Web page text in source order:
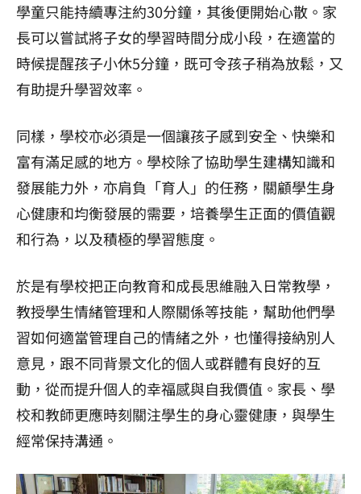
學童只能持續專注約30分鐘，其後便開始心散。家
長可以嘗試將子女的學習時間分成小段，在適當的
時候提醒孩子小休5分鐘，既可令孩子稍為放鬆，又
有助提升學習效率。
同樣，學校亦必須是一個讓孩子感到安全、快樂和
富有滿足感的地方。學校除了協助學生建構知識和
發展能力外，亦肩負「育人」的任務，關顧學生身
心健康和均衡發展的需要，培養學生正面的價值觀
和行為，以及積極的學習態度。
於是有學校把正向教育和成長思維融入日常教學，
教授學生情緒管理和人際關係等技能，幫助他們學
習如何適當管理自己的情緒之外，也懂得接納別人
意見，跟不同背景文化的個人或群體有良好的互
動，從而提升個人的幸福感與自我價值。家長、學
校和教師更應時刻關注學生的身心靈健康，與學生
經常保持溝通。